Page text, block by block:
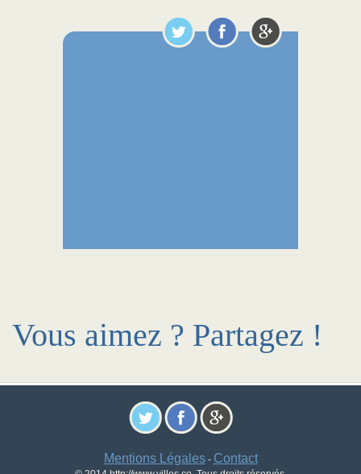
Vous aimez ? Partagez !
Mentions Légales- Contact